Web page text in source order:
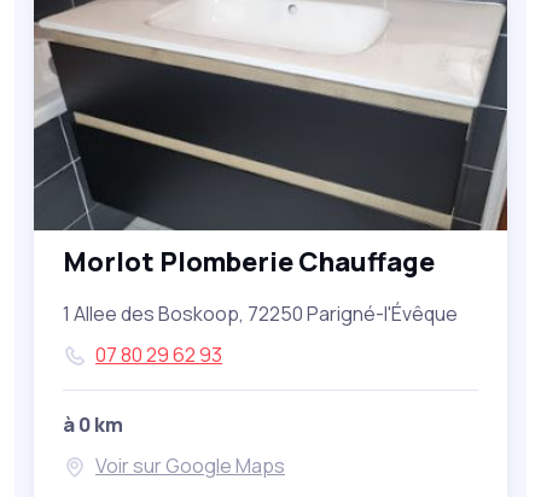
Morlot Plomberie Chauffage
1 Allee des Boskoop, 72250 Parigné-l'Évêque
07 80 29 62 93
à 0 km
Voir sur Google Maps